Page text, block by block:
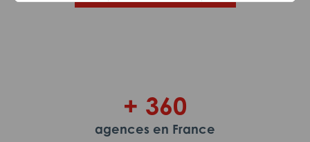
+ 360
agences en France